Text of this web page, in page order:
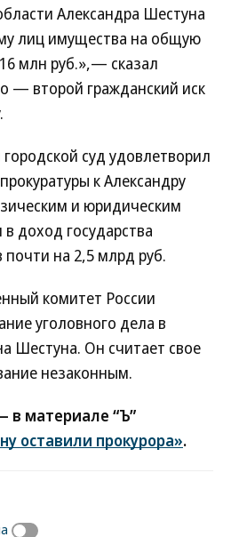
Александра Шестуна
лиц имущества на общую
млн руб.»,— сказал
— второй гражданский иск
суд удовлетворил
к Александру
и юридическим
доход государства
на 2,5 млрд руб.
комитет России
уголовного дела в
Шестуна. Он считает свое
незаконным.
в материале “Ъ”
оставили прокурора».